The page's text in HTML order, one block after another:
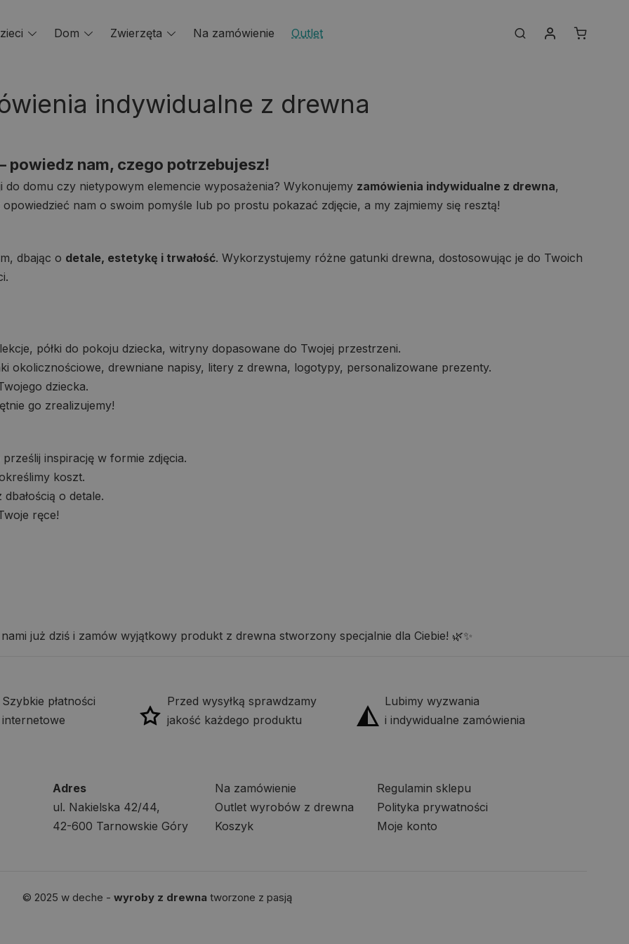
Toggle
Dom
Toggle
Zwierzęta
ToggleNa zamówienie Outlet Search Moje konto
indywidualne z drewna
powiedz nam, czego potrzebujesz!
domu czy nietypowym elemencie wyposażenia? Wykonujemy zamówienia indywidualne z drewna,
nam o swoim pomyśle lub po prostu pokazać zdjęcie, a my zajmiemy się resztą!
dbając o detale, estetykę i trwałość. Wykorzystujemy różne gatunki drewna, dostosowując je do Twoich
półki do pokoju dziecka, witryny dopasowane do Twojej przestrzeni.
okolicznościowe, drewniane napisy, litery z drewna, logotypy, personalizowane prezenty.
dziecka.
go zrealizujemy!
inspirację w formie zdjęcia.
koszt.
o detale.
ręce!
już dziś i zamów wyjątkowy produkt z drewna stworzony specjalnie dla Ciebie! 🌿✨
Szybkie płatności
internetowe
Przed wysyłką sprawdzamy
jakość każdego produktu
Lubimy wyzwania
i indywidualne zamówienia
Adres
ul. Nakielska 42/44,
42-600 Tarnowskie Góry
Na zamówienie
Outlet wyrobów z drewna
Koszyk
Regulamin sklepu
Polityka prywatności
Moje konto
© 2025 w deche - wyroby z drewna tworzone z pasją